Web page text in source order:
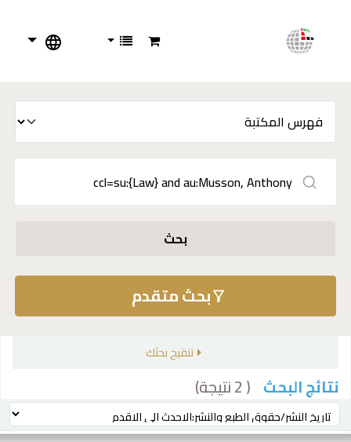
بحث
بحث متقدم
تنقيح بحثك
نتائج البحث ( 2 نتيجة)
ترتيب بواسطة: